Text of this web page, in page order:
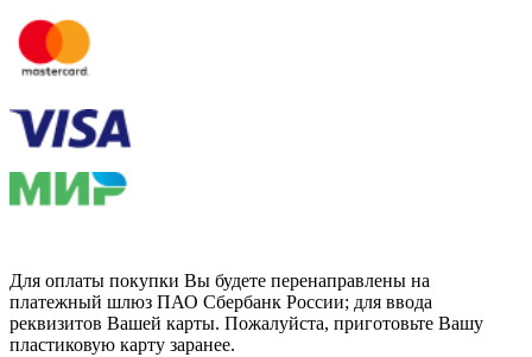
Для оплаты покупки Вы будете перенаправлены на
платежный шлюз ПАО Сбербанк России; для ввода
реквизитов Вашей карты. Пожалуйста, приготовьте Вашу
пластиковую карту заранее.